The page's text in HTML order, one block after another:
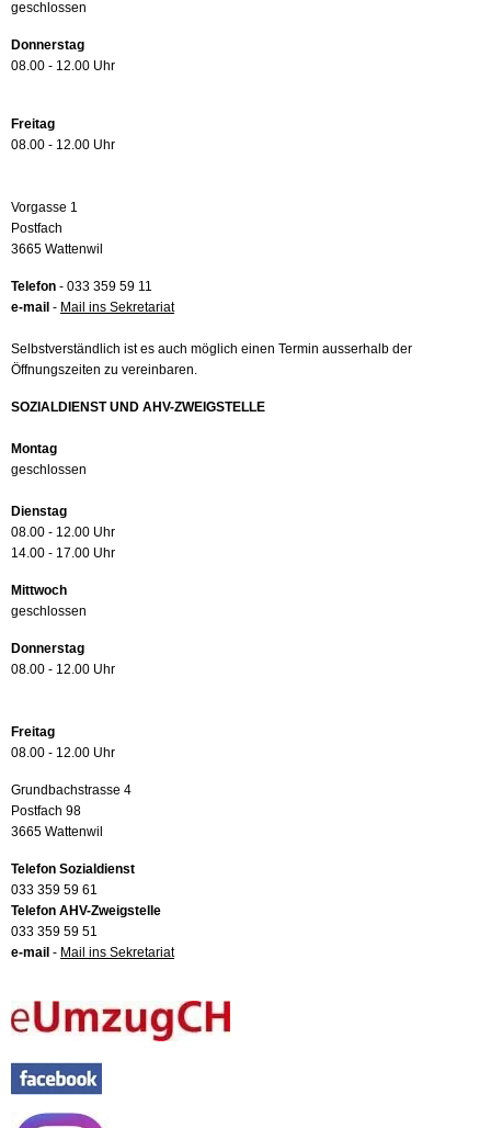
geschlossen
Donnerstag
08.00 - 12.00 Uhr
Freitag
08.00 - 12.00 Uhr
Vorgasse 1
Postfach
3665 Wattenwil
Telefon - 033 359 59 11
e-mail - Mail ins Sekretariat
Selbstverständlich ist es auch möglich einen Termin ausserhalb der
Öffnungszeiten zu vereinbaren.
SOZIALDIENST UND AHV-ZWEIGSTELLE
Montag
geschlossen
Dienstag
08.00 - 12.00 Uhr
14.00 - 17.00 Uhr
Mittwoch
geschlossen
Donnerstag
08.00 - 12.00 Uhr
Freitag
08.00 - 12.00 Uhr
Grundbachstrasse 4
Postfach 98
3665 Wattenwil
Telefon Sozialdienst
033 359 59 61
Telefon AHV-Zweigstelle
033 359 59 51
e-mail - Mail ins Sekretariat